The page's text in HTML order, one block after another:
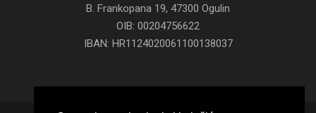
B. Frankopana 19, 47300 Ogulin
OIB: 00204756622
IBAN: HR1124020061100138037